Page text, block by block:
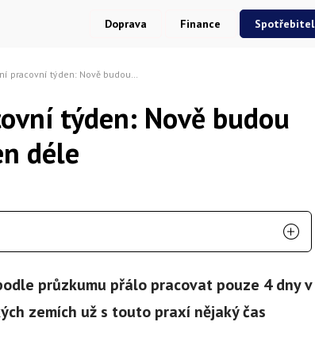
Doprava Finance Spotřebitel
týden: Nově budou lidé v práci o den déle
týden: Nově budou
déle
průzkumu přálo pracovat pouze 4 dny v
zemích už s touto praxí nějaký čas